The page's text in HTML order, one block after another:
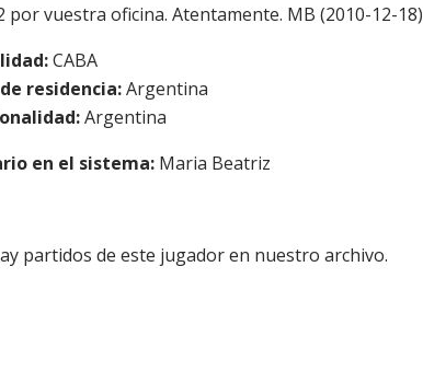
por vuestra oficina. Atentamente. MB (2010-12-18)
CABA
residencia:Argentina
Argentina
en el sistema: Maria Beatriz
partidos de este jugador en nuestro archivo.